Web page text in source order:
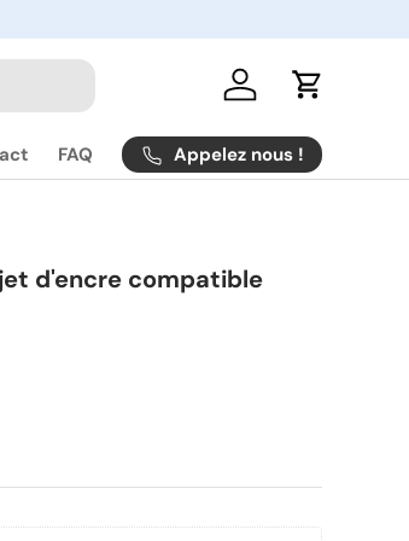
Se connecter
Panier
FAQ Appelez nous !
d'encre compatible